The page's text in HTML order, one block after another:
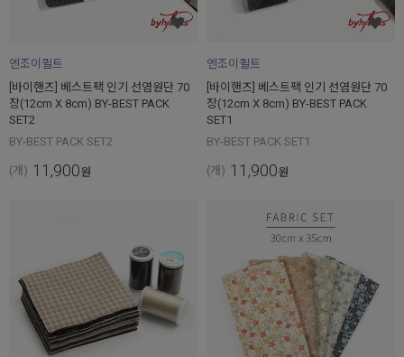
엔조이퀼트
[바이핸즈] 베스트팩 인기 선염원단 70
장(12cm X 8cm) BY-BEST PACK
SET2
BY-BEST PACK SET2
(개) 11,900원
엔조이퀼트
[바이핸즈] 베스트팩 인기 선염원단 70
장(12cm X 8cm) BY-BEST PACK
SET1
BY-BEST PACK SET1
(개) 11,900원